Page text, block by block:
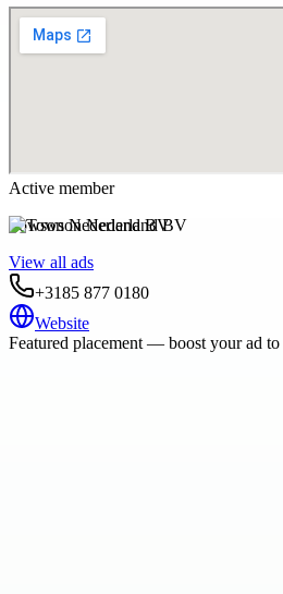
Active member
Towson Nederland BV
View all ads
+3185 877 0180
Website
Featured placement — boost your ad to